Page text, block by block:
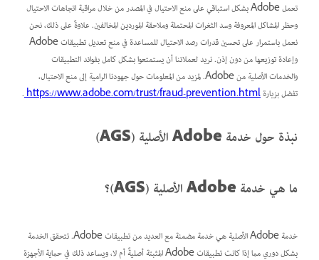
تعمل Adobe بشكل استباقي على منع الاحتيال في المصدر من خلال مراقبة اتجاهات الاحتيال
وحظر المشاكل المعروفة وسد الثغرات المحتملة وملاحقة الموردين المخالفين. علاوةً على ذلك، نحن
نعمل باستمرار على تحسين قدرات رصد الاحتيال للمساعدة في منع تعديل تطبيقات Adobe
وإعادة توزيعها من دون إذن. نريد لعملائنا أن يستمتعوا بشكل كامل بفوائد التطبيقات
والخدمات الأصلية من Adobe. لمزيد من المعلومات حول جهودنا الرامية إلى منع الاحتيال،
تفضل بزيارةhttps://www.adobe.com/trust/fraud-prevention.html
.
نبذة حول خدمة Adobe الأصلية (AGS)
ما هي خدمة Adobe الأصلية (AGS)؟
خدمة Adobe الأصلية هي خدمة مضمنة مع العديد من تطبيقات Adobe. تتحقق الخدمة
بشكل دوري مما إذا كانت تطبيقات Adobe المثبتة أصليةً أم لا، ويساعد ذلك في حماية الأجهزة